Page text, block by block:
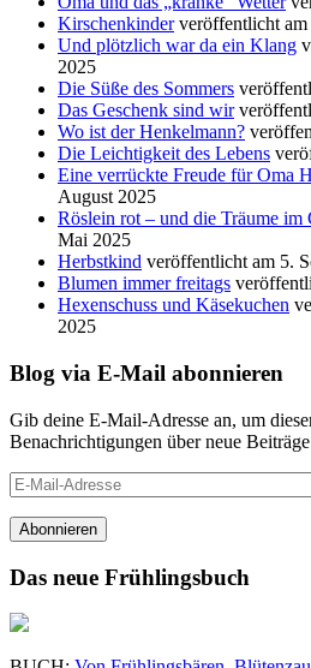
Kirschenkinder veröffentlicht
Und plötzlich war da ein Klang
2025
Die Süße des Sommers
Das Geschenk sind wir
Wo ist der Henkelmann?
Die Leichtigkeit des Lebens
Eine verrückte Freude für Oma
August 2025
Röslein rot – und die Träume im
Mai 2025
Herbstkind veröffentlicht am 5.
Blumen immer freitags
Hexenschuss und Käsekuchen
2025
Blog via E-Mail abonnieren
Gib deine E-Mail-Adresse an, um
Benachrichtigungen über neue
E-
Mail-
Adresse
Abonnieren
Das neue Frühlingsbuch